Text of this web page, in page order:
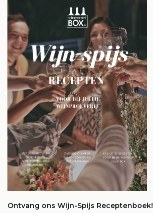
Ontvang ons Wijn-Spijs Receptenboek!